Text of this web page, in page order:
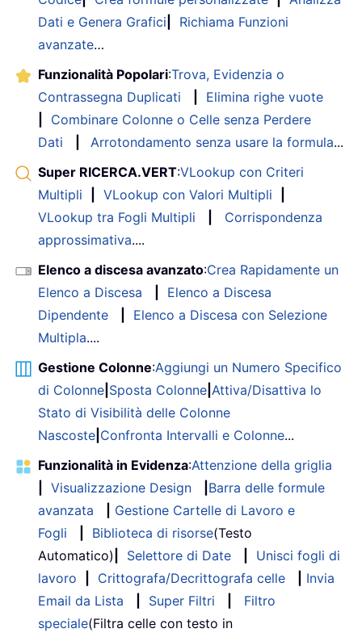
Dati e Genera Grafici
Richiama Funzioni
avanzate…
Funzionalità Popolari:Trova, Evidenzia o
Contrassegna Duplicati
Elimina righe vuote
Combinare Colonne o Celle senza Perdere
Dati
Arrotondamento senza usare la formula...
Super RICERCA.VERT:VLookup con Criteri
Multipli
VLookup con Valori Multipli
VLookup tra Fogli Multipli
Corrispondenza
approssimativa....
Elenco a discesa avanzato:Crea Rapidamente un
Elenco a Discesa
Elenco a Discesa
Dipendente
Elenco a Discesa con Selezione
Multipla....
Gestione Colonne:Aggiungi un Numero Specifico
di Colonne Sposta Colonne Attiva/Disattiva lo
Stato di Visibilità delle Colonne
Nascoste Confronta Intervalli e Colonne...
Funzionalità in Evidenza:Attenzione della griglia
Visualizzazione Design
Barra delle formule
avanzata
Gestione Cartelle di Lavoro e
Fogli
Biblioteca di risorse(Testo
Automatico)
Selettore di Date
Unisci fogli di
lavoro
Crittografa/Decrittografa celle
Invia
Email da Lista
Super Filtri
Filtro
speciale(Filtra celle con testo in